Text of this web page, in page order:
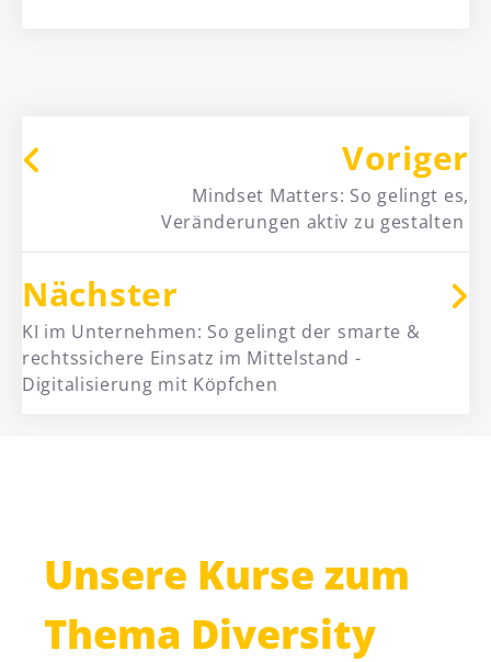
Voriger
Mindset Matters: So gelingt es,
Veränderungen aktiv zu gestalten
Nächster
KI im Unternehmen: So gelingt der smarte &
rechtssichere Einsatz im Mittelstand -
Digitalisierung mit Köpfchen
Unsere Kurse zum
Thema Diversity